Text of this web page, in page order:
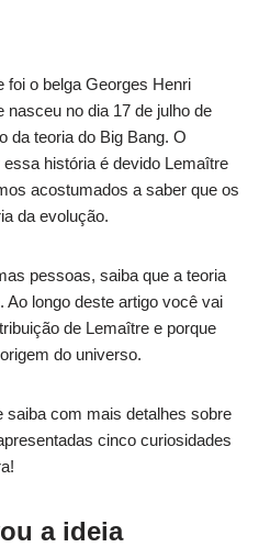
foi o belga Georges Henri
no dia 17 de julho de
da teoria do Big Bang. O
história é devido Lemaître
acostumados a saber que os
da evolução.
pessoas, saiba que a teoria
Ao longo deste artigo você vai
de Lemaître e porque
do universo.
saiba com mais detalhes sobre
cinco curiosidades
a ideia